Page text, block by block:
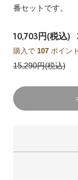
番セットです。
10,703円(税込)
購入で 107ポイン
15,290円(税込)